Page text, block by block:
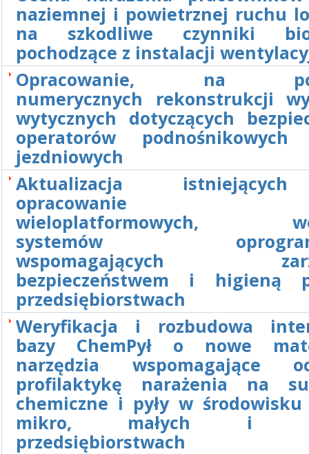
naziemnej i powietrznej ruchu
na szkodliwe czynniki
pochodzące z instalacji
Opracowanie, na
numerycznych rekonstrukcji
wytycznych dotyczących
operatorów podnośnikowych
jezdniowych
Aktualizacja
opracowanie
wieloplatformowych,
systemów
wspomagających
bezpieczeństwem i higieną
przedsiębiorstwach
Weryfikacja i rozbudowa
bazy ChemPył o nowe
narzędzia wspomagające
profilaktykę narażenia na
chemiczne i pyły w
mikro, małych i
przedsiębiorstwach